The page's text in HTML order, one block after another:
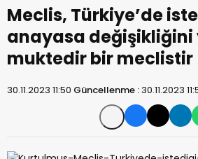
meclistir
Meclis, Türkiye’de
anayasa
muktedir bir meclistir
30.11.2023 11:50 Güncellenme :30.11.2023